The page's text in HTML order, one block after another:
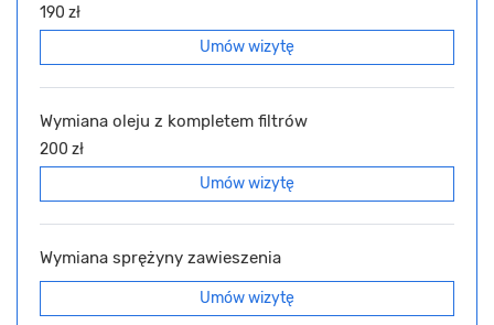
190 zł
Umów wizytę
Wymiana oleju z kompletem filtrów
200 zł
Umów wizytę
Wymiana sprężyny zawieszenia
Umów wizytę